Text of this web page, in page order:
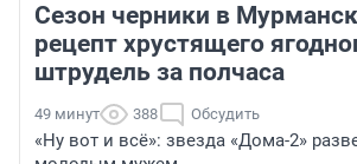
Сезон черники в
рецепт хрустящего
штрудель за полчаса
49 минут 388 Обсудить
«Ну вот и всё»: звезда «Дома-2»